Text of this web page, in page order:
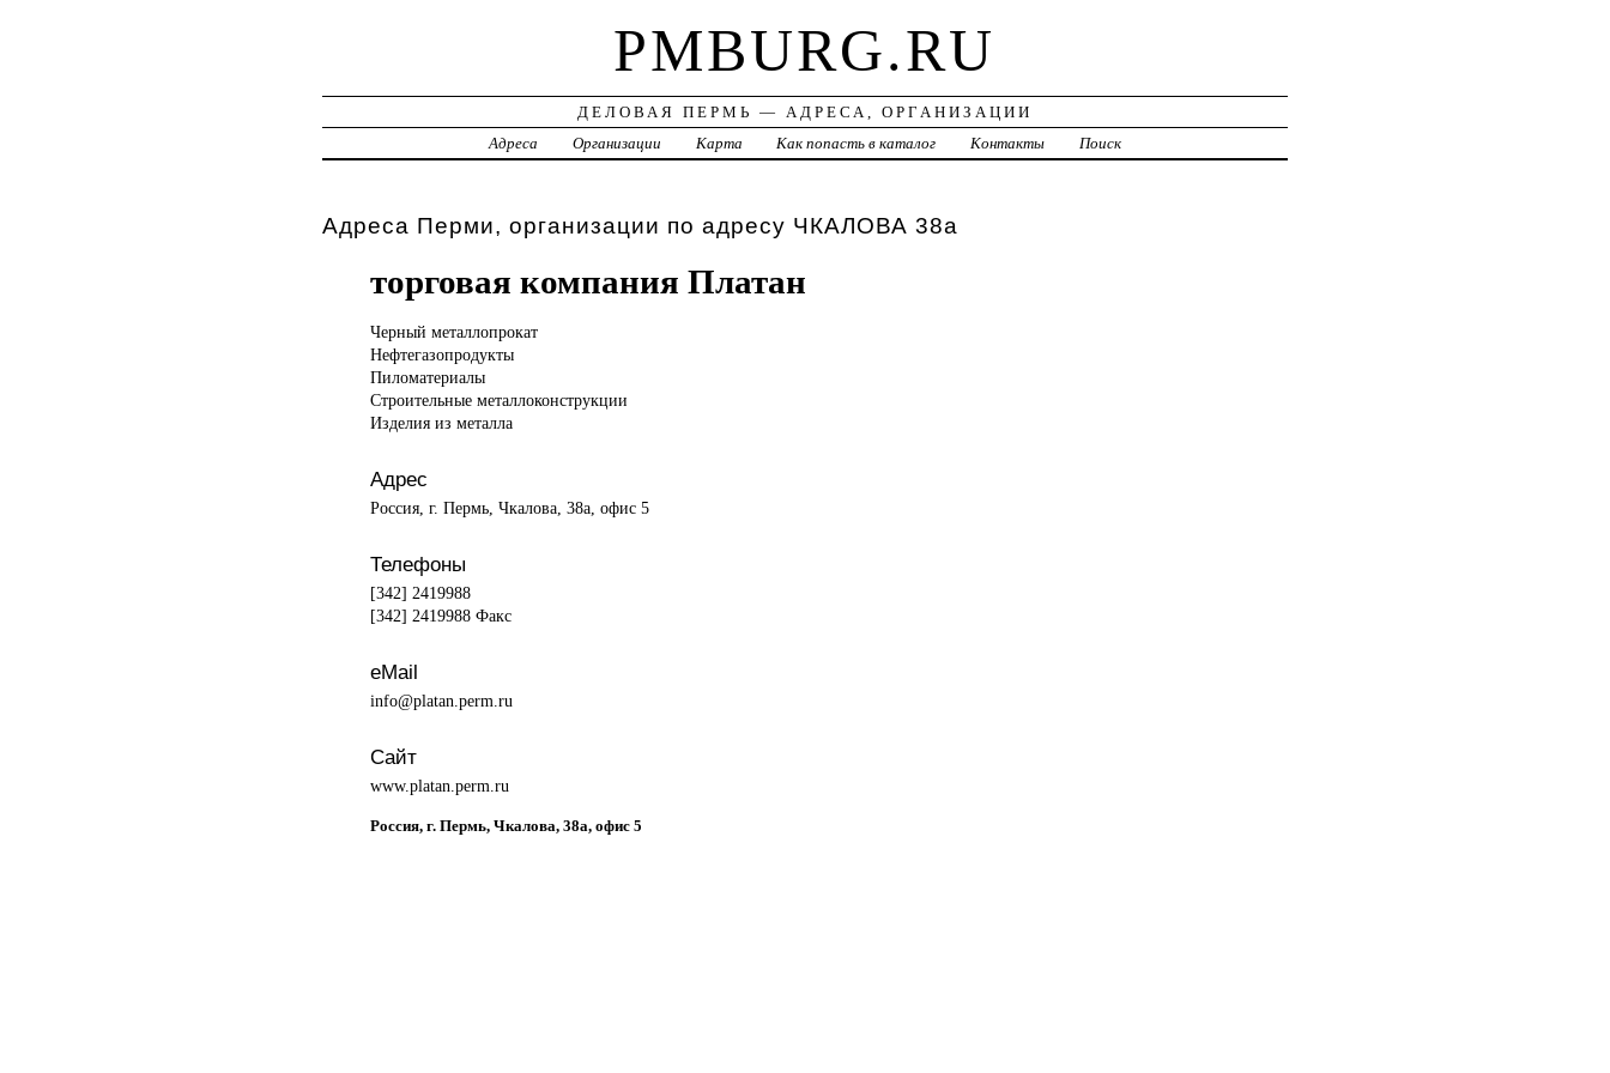
PMBURG.RU
ДЕЛОВАЯ ПЕРМЬ — АДРЕСА, ОРГАНИЗАЦИИ
Адреса
Организации Карта Как попасть в каталог Контакты Поиск
Адреса Перми, организации по адресу ЧКАЛОВА 38а
торговая компания Платан
Черный металлопрокат
Нефтегазопродукты
Пиломатериалы
Строительные металлоконструкции
Изделия из металла
Адрес
Россия, г. Пермь, Чкалова, 38а, офис 5
Телефоны
[342] 2419988
[342] 2419988 Факс
eMail
info@platan.perm.ru
Сайт
www.platan.perm.ru
Россия, г. Пермь, Чкалова, 38а, офис 5